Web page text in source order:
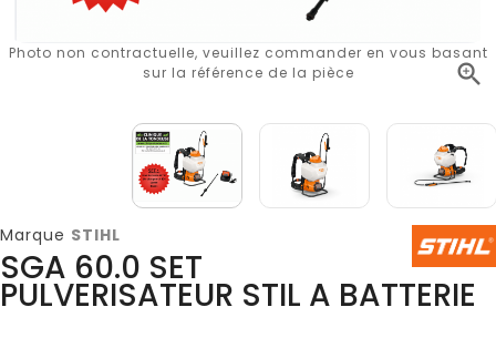

Photo non contractuelle, veuillez commander en vous basant
sur la référence de la pièce
Marque STIHL
SGA 60.0 SET
PULVERISATEUR STIL A BATTERIE